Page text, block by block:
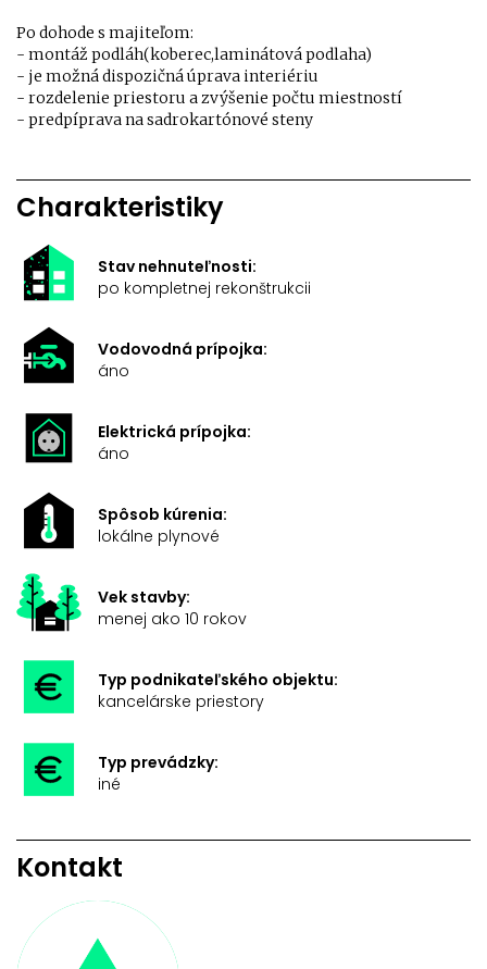
Po dohode s majiteľom:
- montáž podláh(koberec,laminátová podlaha)
- je možná dispozičná úprava interiériu
- rozdelenie priestoru a zvýšenie počtu miestností
- predpíprava na sadrokartónové steny
Charakteristiky
Stav nehnuteľnosti:
po kompletnej rekonštrukcii
Vodovodná prípojka:
áno
Elektrická prípojka:
áno
Spôsob kúrenia:
lokálne plynové
Vek stavby:
menej ako 10 rokov
Typ podnikateľského objektu:
kancelárske priestory
Typ prevádzky:
iné
Kontakt